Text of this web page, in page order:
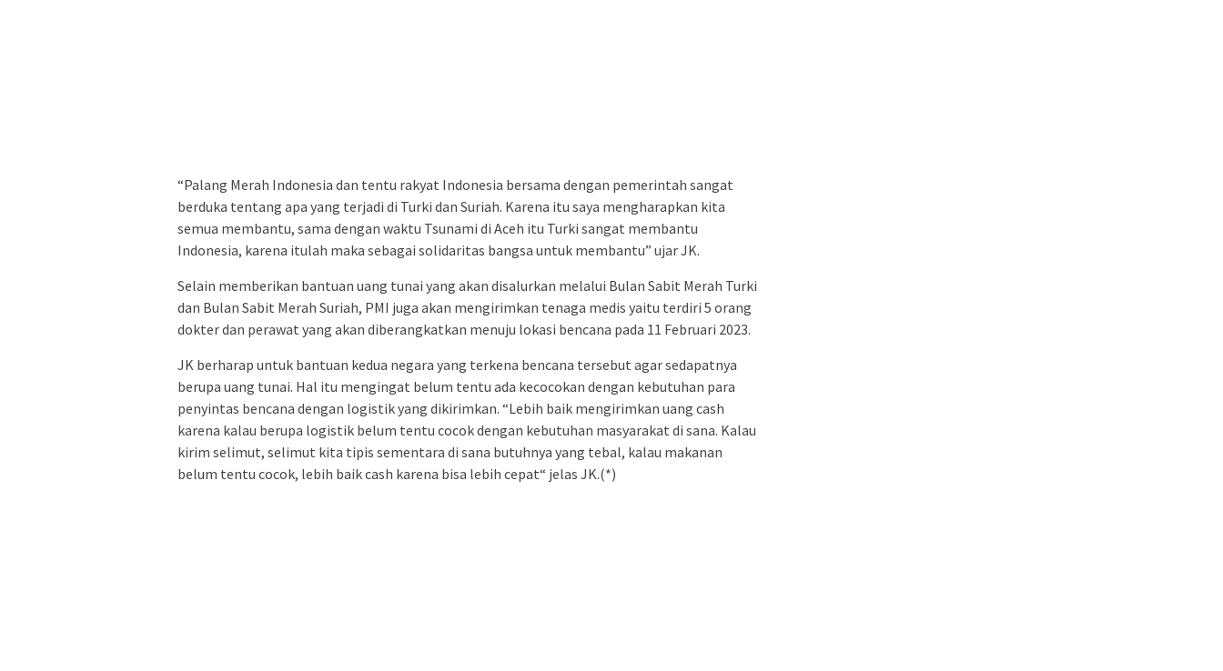
“Palang Merah Indonesia dan tentu rakyat Indonesia bersama dengan pemerintah sangat
berduka tentang apa yang terjadi di Turki dan Suriah. Karena itu saya mengharapkan kita
semua membantu, sama dengan waktu Tsunami di Aceh itu Turki sangat membantu
Indonesia, karena itulah maka sebagai solidaritas bangsa untuk membantu” ujar JK.
Selain memberikan bantuan uang tunai yang akan disalurkan melalui Bulan Sabit Merah Turki
dan Bulan Sabit Merah Suriah, PMI juga akan mengirimkan tenaga medis yaitu terdiri 5 orang
dokter dan perawat yang akan diberangkatkan menuju lokasi bencana pada 11 Februari 2023.
JK berharap untuk bantuan kedua negara yang terkena bencana tersebut agar sedapatnya
berupa uang tunai. Hal itu mengingat belum tentu ada kecocokan dengan kebutuhan para
penyintas bencana dengan logistik yang dikirimkan. “Lebih baik mengirimkan uang cash
karena kalau berupa logistik belum tentu cocok dengan kebutuhan masyarakat di sana. Kalau
kirim selimut, selimut kita tipis sementara di sana butuhnya yang tebal, kalau makanan
belum tentu cocok, lebih baik cash karena bisa lebih cepat“ jelas JK.(*)